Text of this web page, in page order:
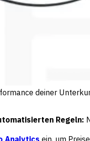
deiner
Regeln:
Analytics ein, um